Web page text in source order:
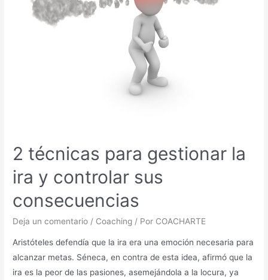
2 técnicas para gestionar la
ira y controlar sus
consecuencias
Deja un comentario / Coaching / Por COACHARTE
Aristóteles defendía que la ira era una emoción necesaria para
alcanzar metas. Séneca, en contra de esta idea, afirmó que la
ira es la peor de las pasiones, asemejándola a la locura, ya